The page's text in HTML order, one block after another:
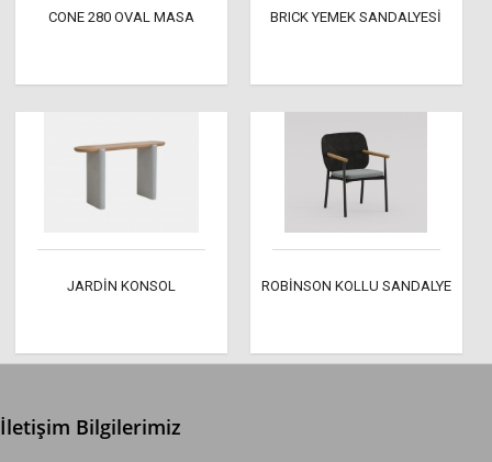
CONE 280 OVAL MASA BRICK YEMEK SANDALYESİ
JARDİN KONSOL ROBİNSON KOLLU SANDALYE
İletişim Bilgilerimiz